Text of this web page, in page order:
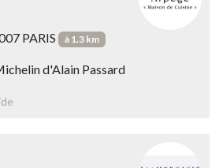
PARIS à 1.3 km
d'Alain Passard